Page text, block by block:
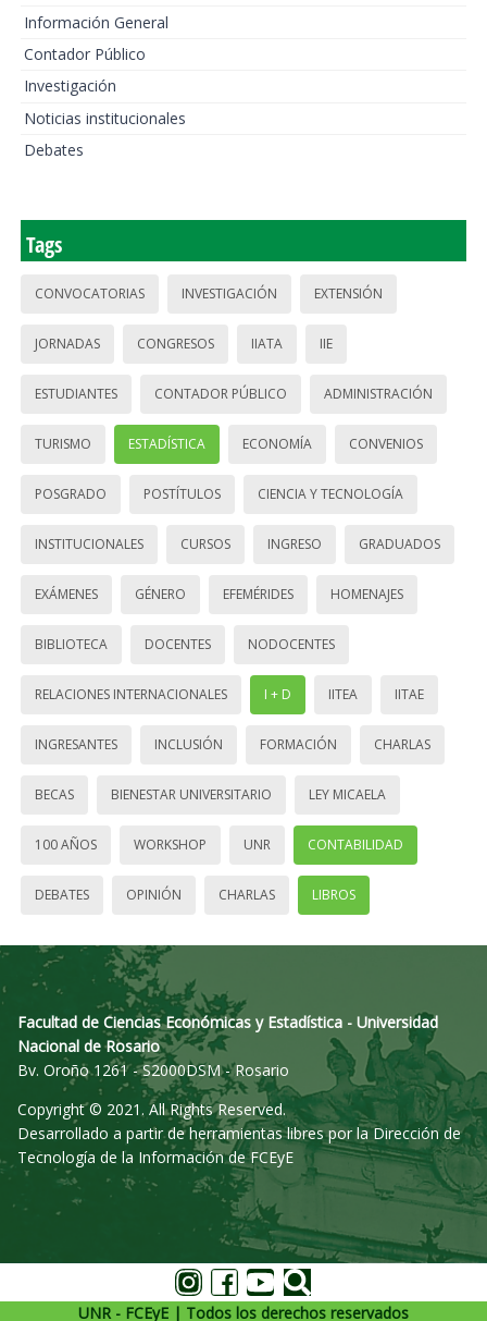
Información General
Contador Público
Investigación
Noticias institucionales
Debates
Tags
CONVOCATORIAS INVESTIGACIÓN EXTENSIÓN
JORNADAS CONGRESOS IIATA IIE
ESTUDIANTES CONTADOR PÚBLICO ADMINISTRACIÓN
TURISMO ESTADÍSTICA ECONOMÍA CONVENIOS
POSGRADO POSTÍTULOS CIENCIA Y TECNOLOGÍA
INSTITUCIONALES CURSOS INGRESO GRADUADOS
EXÁMENES GÉNERO EFEMÉRIDES HOMENAJES
BIBLIOTECA DOCENTES NODOCENTES
RELACIONES INTERNACIONALES I + D IITEA IITAE
INGRESANTES INCLUSIÓN FORMACIÓN CHARLAS
BECAS BIENESTAR UNIVERSITARIO LEY MICAELA
100 AÑOS WORKSHOP UNR CONTABILIDAD
DEBATES OPINIÓN CHARLAS LIBROS
Facultad de Ciencias Económicas y Estadística - Universidad
Nacional de Rosario
Bv. Oroño 1261 - S2000DSM - Rosario
Copyright © 2021. All Rights Reserved.
Desarrollado a partir de herramientas libres por la Dirección de
Tecnología de la Información de FCEyE
UNR - FCEyE | Todos los derechos reservados